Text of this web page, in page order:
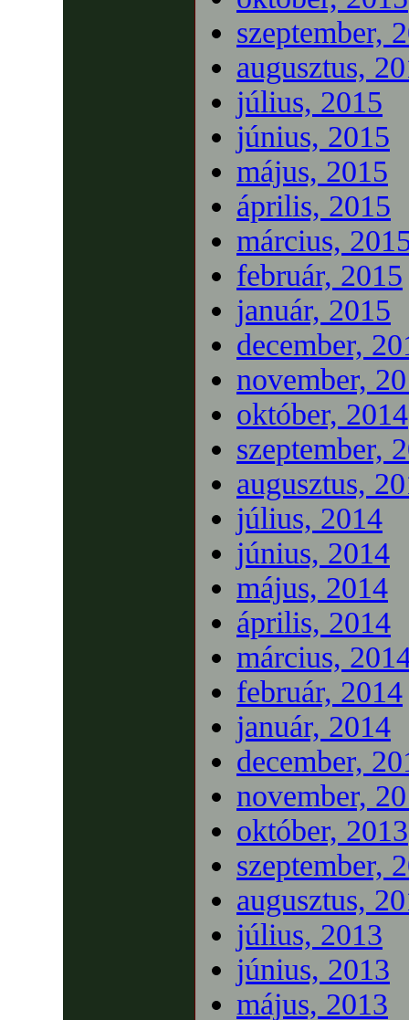
szeptember,
augusztus,
július, 2015
június, 2015
május, 2015
április, 2015
március,
február, 2015
január, 2015
december,
november,
október, 2014
szeptember,
augusztus,
július, 2014
június, 2014
május, 2014
április, 2014
március,
február, 2014
január, 2014
december,
november,
október, 2013
szeptember,
augusztus,
július, 2013
június, 2013
május, 2013